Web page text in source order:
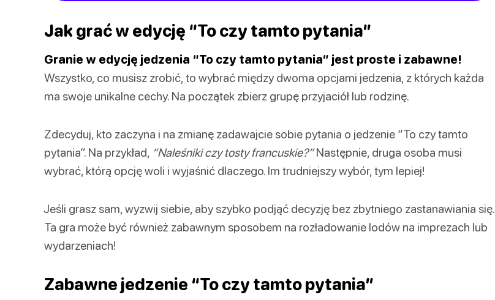
Jak grać w edycję “To czy tamto pytania”
Granie w edycję jedzenia “To czy tamto pytania” jest proste i zabawne!
Wszystko, co musisz zrobić, to wybrać między dwoma opcjami jedzenia, z których każda
ma swoje unikalne cechy. Na początek zbierz grupę przyjaciół lub rodzinę.
Zdecyduj, kto zaczyna i na zmianę zadawajcie sobie pytania o jedzenie “To czy tamto
pytania”. Na przykład, “Naleśniki czy tosty francuskie?”Następnie, druga osoba musi
wybrać, którą opcję woli i wyjaśnić dlaczego. Im trudniejszy wybór, tym lepiej!
Jeśli grasz sam, wyzwij siebie, aby szybko podjąć decyzję bez zbytniego zastanawiania się.
Ta gra może być również zabawnym sposobem na rozładowanie lodów na imprezach lub
wydarzeniach!
Zabawne jedzenie “To czy tamto pytania”